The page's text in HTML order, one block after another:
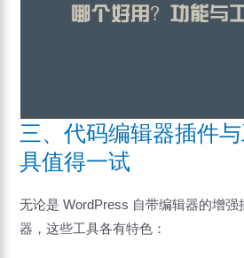
三、代码编辑器插件
具值得一试
无论是 WordPress 自带编辑器的增强
器，这些工具各有特色：